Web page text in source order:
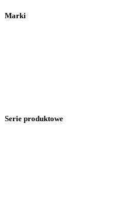
Marki
Serie produktowe